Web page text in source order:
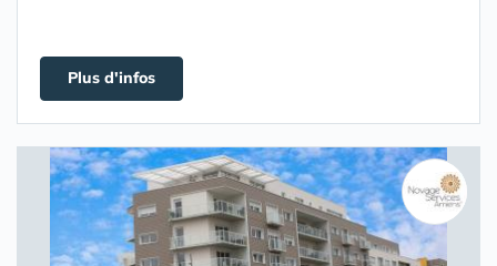
Plus d'infos